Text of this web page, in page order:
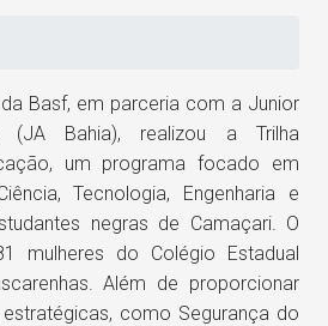
Basf, em parceria com a Junior
(JA Bahia), realizou a Trilha
um programa focado em
Tecnologia, Engenharia e
negras de Camaçari. O
mulheres do Colégio Estadual
Além de proporcionar
como Segurança do